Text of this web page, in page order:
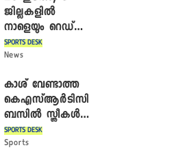
ജില്ലകളിൽ
നാളെയും റെഡ്
അലർട്ട്; നാലിടത്ത്
ഓറഞ്ച് അലർട്ട്
SPORTS DESK
News
കാശ് വേണ്ടാത്ത
കെഎസ്ആർടിസി
ബസിൽ സ്ത്രീകൾ
തള്ളിക്കയറുന്നു;
സി.പി. ജോൺ
SPORTS DESK
Sports